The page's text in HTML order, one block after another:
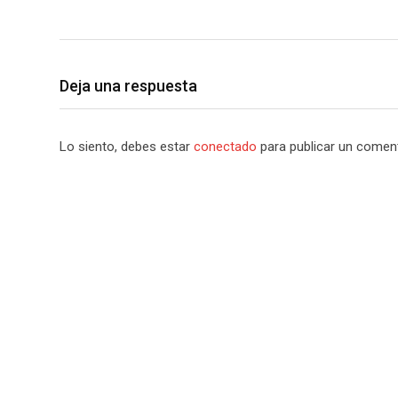
Deja una respuesta
Lo siento, debes estar conectado para publicar un